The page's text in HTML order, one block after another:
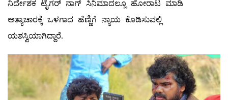
ನಿರ್ದೇಶಕ ಟೈಗರ್ ನಾಗ್ ಸಿನಿಮಾದಲ್ಲೂ ಹೋರಾಟ ಮಾಡಿ
ಅತ್ಯಾಚಾರಕ್ಕೆ ಒಳಗಾದ ಹೆಣ್ಣಿಗೆ ನ್ಯಾಯ ಕೊಡಿಸುವಲ್ಲಿ
ಯಶಸ್ವಿಯಾಗಿದ್ದಾರೆ.